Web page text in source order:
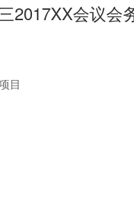
2017XX会议会
目